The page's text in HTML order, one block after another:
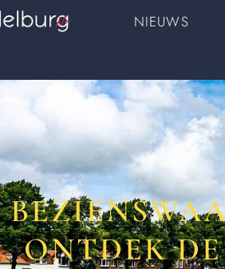
NIEUWS
ONTDEK